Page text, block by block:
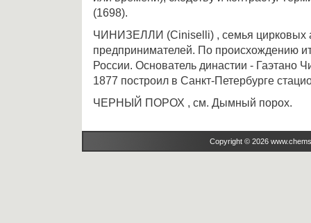
(1698).
ЧИНИЗЕЛЛИ (Ciniselli) , семья цирковых
предпринимателей. По происхождению
России. Основатель династии - Гаэтано
1877 построил в Санкт-Петербурге
ЧЕРНЫЙ ПОРОХ , см. Дымный порох.
Copyright © 2026